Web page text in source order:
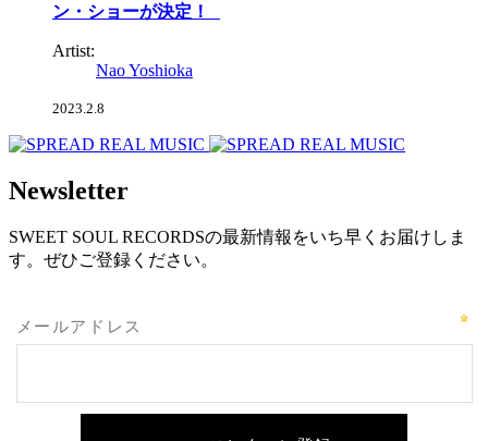
ン・ショーが決定！
Artist:
Nao Yoshioka
2023.2.8
Newsletter
SWEET SOUL RECORDSの最新情報をいち早くお届けしま
す。ぜひご登録ください。